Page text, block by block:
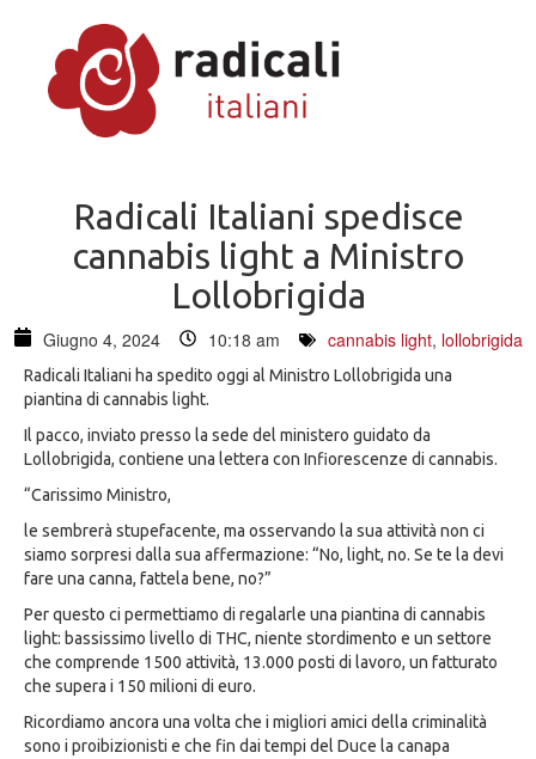
Radicali Italiani spedisce
cannabis light a Ministro
Lollobrigida
Giugno 4, 2024 10:18 am cannabis light, lollobrigida
Radicali Italiani ha spedito oggi al Ministro Lollobrigida una
piantina di cannabis light.
Il pacco, inviato presso la sede del ministero guidato da
Lollobrigida, contiene una lettera con Infiorescenze di cannabis.
“Carissimo Ministro,
le sembrerà stupefacente, ma osservando la sua attività non ci
siamo sorpresi dalla sua affermazione: “No, light, no. Se te la devi
fare una canna, fattela bene, no?”
Per questo ci permettiamo di regalarle una piantina di cannabis
light: bassissimo livello di THC, niente stordimento e un settore
che comprende 1500 attività, 13.000 posti di lavoro, un fatturato
che supera i 150 milioni di euro.
Ricordiamo ancora una volta che i migliori amici della criminalità
sono i proibizionisti e che fin dai tempi del Duce la canapa